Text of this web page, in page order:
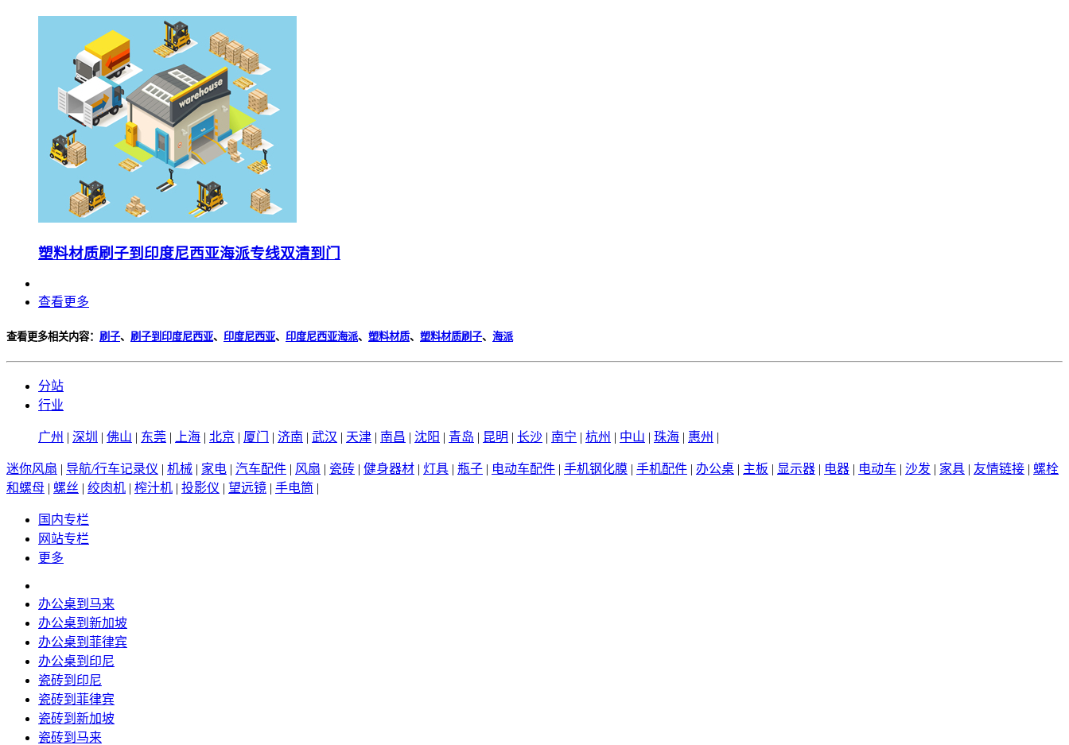
塑料材质刷子到印度尼西亚海派专线双清到门
查看更多
查看更多相关内容： 刷子、 刷子到印度尼西亚、 印度尼西亚、 印度尼西亚海派、 塑料材质、 塑料材质刷子、 海派
分站
行业
广州 | 深圳 | 佛山 | 东莞 | 上海 | 北京 | 厦门 | 济南 | 武汉 | 天津 | 南昌 | 沈阳 | 青岛 | 昆明 | 长沙 | 南宁 | 杭州 | 中山 | 珠海 | 惠州 |
迷你风扇 | 导航/行车记录仪 | 机械 | 家电 | 汽车配件 | 风扇 | 瓷砖 | 健身器材 | 灯具 | 瓶子 | 电动车配件 | 手机钢化膜 | 手机配件 | 办公桌 | 主板 | 显示器 | 电器 | 电动车 | 沙发 | 家具 | 友情链接 | 螺栓
和螺母 | 螺丝 | 绞肉机 | 榨汁机 | 投影仪 | 望远镜 | 手电筒 |
国内专栏
网站专栏
更多
办公桌到马来
办公桌到新加坡
办公桌到菲律宾
办公桌到印尼
瓷砖到印尼
瓷砖到菲律宾
瓷砖到新加坡
瓷砖到马来